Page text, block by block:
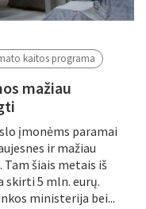
kaitos programa
mažiau
įmonėms paramai
ir mažiau
šiais metais iš
5 mln. eurų.
ministerija bei...